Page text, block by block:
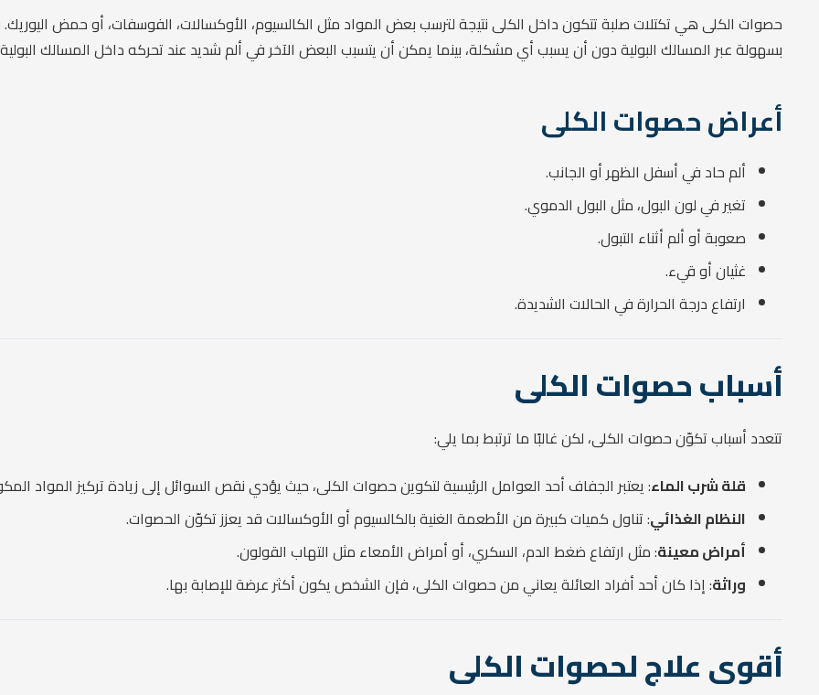
حصوات الكلى هي تكتلات صلبة تتكون داخل الكلى نتيجة لترسب بعض المواد مثل الكالسيوم، الأوكسالات، الفوسفات، أو حمض
بسهولة عبر المسالك البولية دون أن يسبب أي مشكلة، بينما يمكن أن يتسبب البعض الآخر في ألم شديد عند تحركه داخل المسالك
أعراض حصوات الكلى
ألم حاد في أسفل الظهر أو الجانب.
تغير في لون البول، مثل البول الدموي.
صعوبة أو ألم أثناء التبول.
غثيان أو قيء.
ارتفاع درجة الحرارة في الحالات الشديدة.
أسباب حصوات الكلى
تتعدد أسباب تكوّن حصوات الكلى، لكن غالبًا ما ترتبط بما يلي:
قلة شرب الماء: يعتبر الجفاف أحد العوامل الرئيسية لتكوين حصوات الكلى، حيث يؤدي نقص السوائل إلى زيادة تركيز المواد
النظام الغذائي: تناول كميات كبيرة من الأطعمة الغنية بالكالسيوم أو الأوكسالات قد يعزز تكوّن الحصوات.
أمراض معينة: مثل ارتفاع ضغط الدم، السكري، أو أمراض الأمعاء مثل التهاب القولون.
وراثة: إذا كان أحد أفراد العائلة يعاني من حصوات الكلى، فإن الشخص يكون أكثر عرضة للإصابة بها.
أقوى علاج لحصوات الكلى